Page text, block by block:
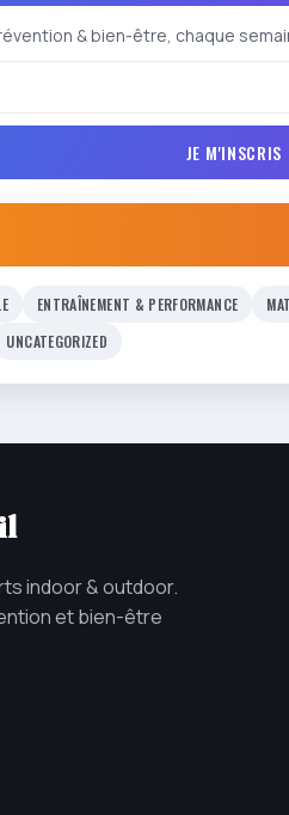
& bien-être, chaque
JE M'INSCRIS
ENTRAÎNEMENT & PERFORMANCE
UNCATEGORIZED
indoor & outdoor.
et bien-être